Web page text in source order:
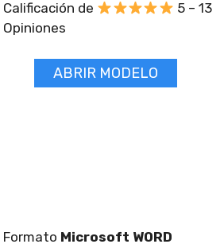
Calificación de
5 – 13
Opiniones
ABRIR MODELO
Formato Microsoft WORD